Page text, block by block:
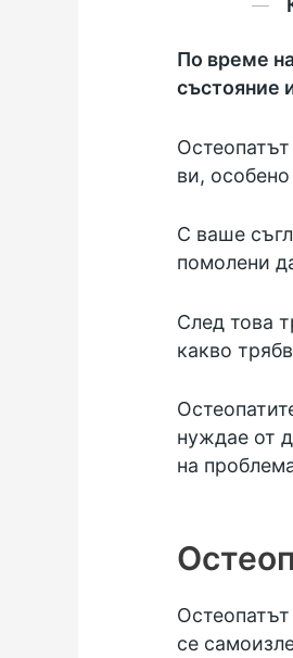
По време
състояние
ви,
С ваше
помолени
След това
какво
нуждае от
на
се